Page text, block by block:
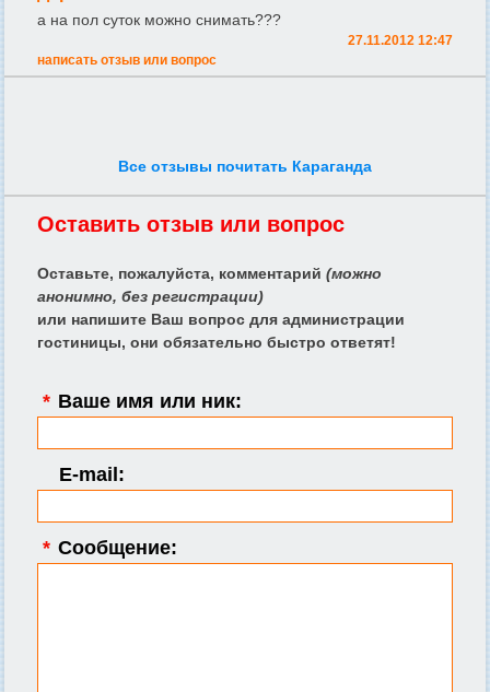
а на пол суток можно снимать???
27.11.2012 12:47
написать отзыв или вопрос
Все отзывы почитать Караганда
Оставить отзыв или вопрос
Оставьте, пожалуйста, комментарий (можно
анонимно, без регистрации)
или напишите Ваш вопрос для администрации
гостиницы, они обязательно быстро ответят!
* Ваше имя или ник:
E-mail:
* Сообщение: